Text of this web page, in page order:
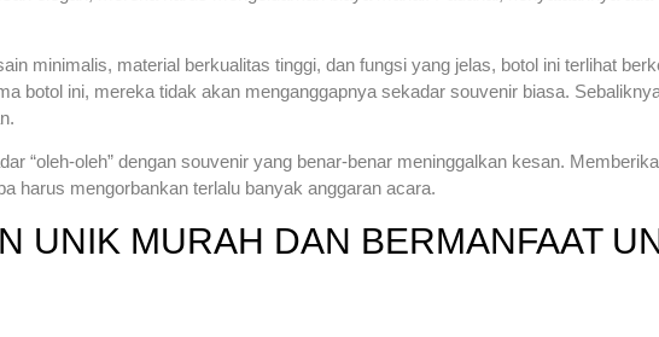
minimalis, material berkualitas tinggi, dan fungsi yang jelas, botol ini terlihat
botol ini, mereka tidak akan menganggapnya sekadar souvenir biasa.
“oleh-oleh” dengan souvenir yang benar-benar meninggalkan kesan.
harus mengorbankan terlalu banyak anggaran acara.
UNIK MURAH DAN BERMANFAAT